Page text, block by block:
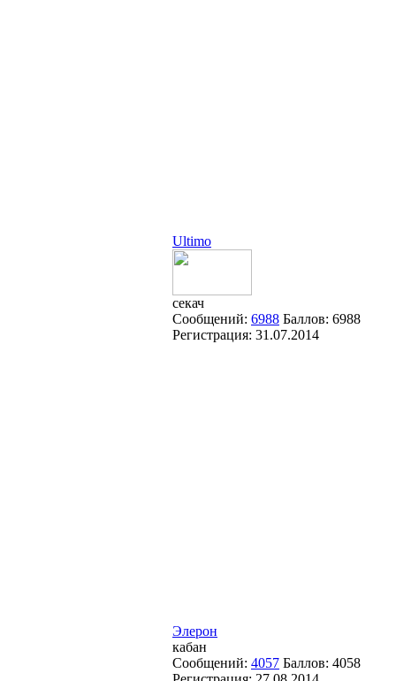
Ultimo
секач
Сообщений: 6988 Баллов: 6988
Регистрация: 31.07.2014
Элерон
кабан
Сообщений: 4057 Баллов: 4058